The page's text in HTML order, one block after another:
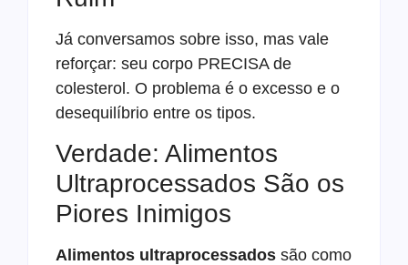
Já conversamos sobre isso, mas vale
reforçar: seu corpo PRECISA de
colesterol. O problema é o excesso e o
desequilíbrio entre os tipos.
Verdade: Alimentos
Ultraprocessados São os
Piores Inimigos
Alimentos ultraprocessados são como